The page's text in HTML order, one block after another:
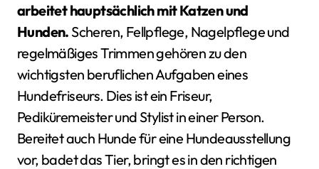
arbeitet hauptsächlich mit Katzen und
Hunden.Scheren, Fellpflege, Nagelpflege und
regelmäßiges Trimmen gehören zu den
wichtigsten beruflichen Aufgaben eines
Hundefriseurs. Dies ist ein Friseur,
Pediküremeister und Stylist in einer Person.
Bereitet auch Hunde für eine Hundeausstellung
vor, badet das Tier, bringt es in den richtigen